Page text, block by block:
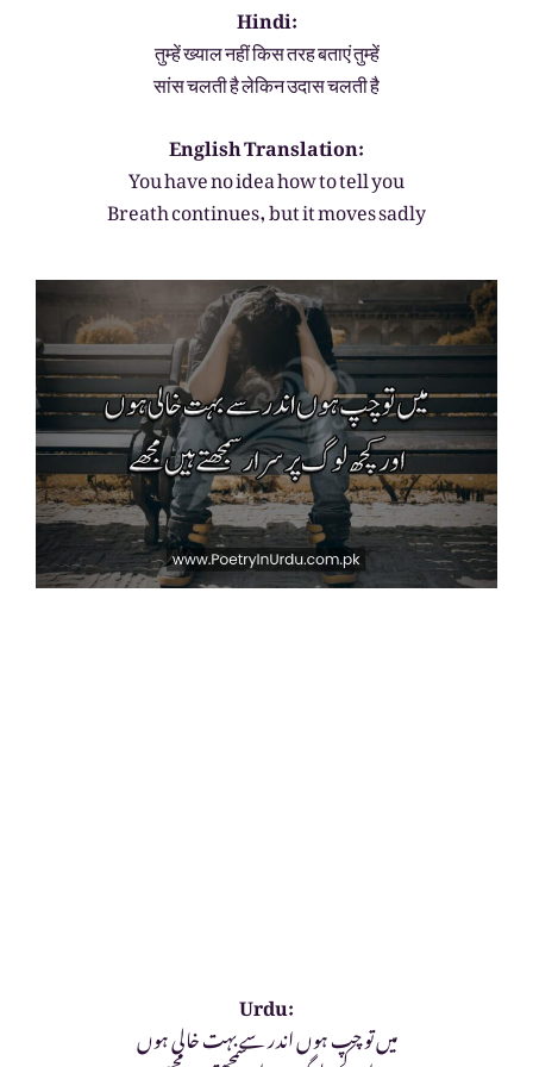
Hindi:
तुम्हें ख्याल नहीं किस तरह बताएं तुम्हें
सांस चलती है लेकिन उदास चलती है
English Translation:
You have no idea how to tell you
Breath continues, but it moves sadly
Urdu:
میں تو چپ ہوں اندر سے بہت خالی ہوں